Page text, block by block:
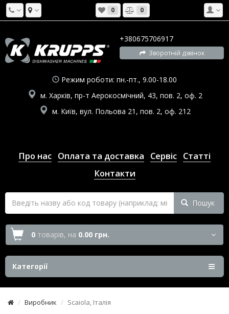
0 0
+380675706917
Зворотній дзвінок
Режим роботи: пн.-пт., 9.00-18.00
м. Харків, пр-т Аерокосмічний, 43, пов. 2, оф. 2
м. Київ, вул. Польова 21, пов. 2, оф. 212
Про нас Оплата та доставка Сервіс Статті
Контакти
Пошук
0 товарів, на 0.00 грн.
Категорії
Виробник Scaiola, Італія